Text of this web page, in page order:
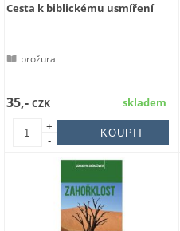
Cesta k biblickému usmíření
brožura
skladem
+
-
35,-CZK